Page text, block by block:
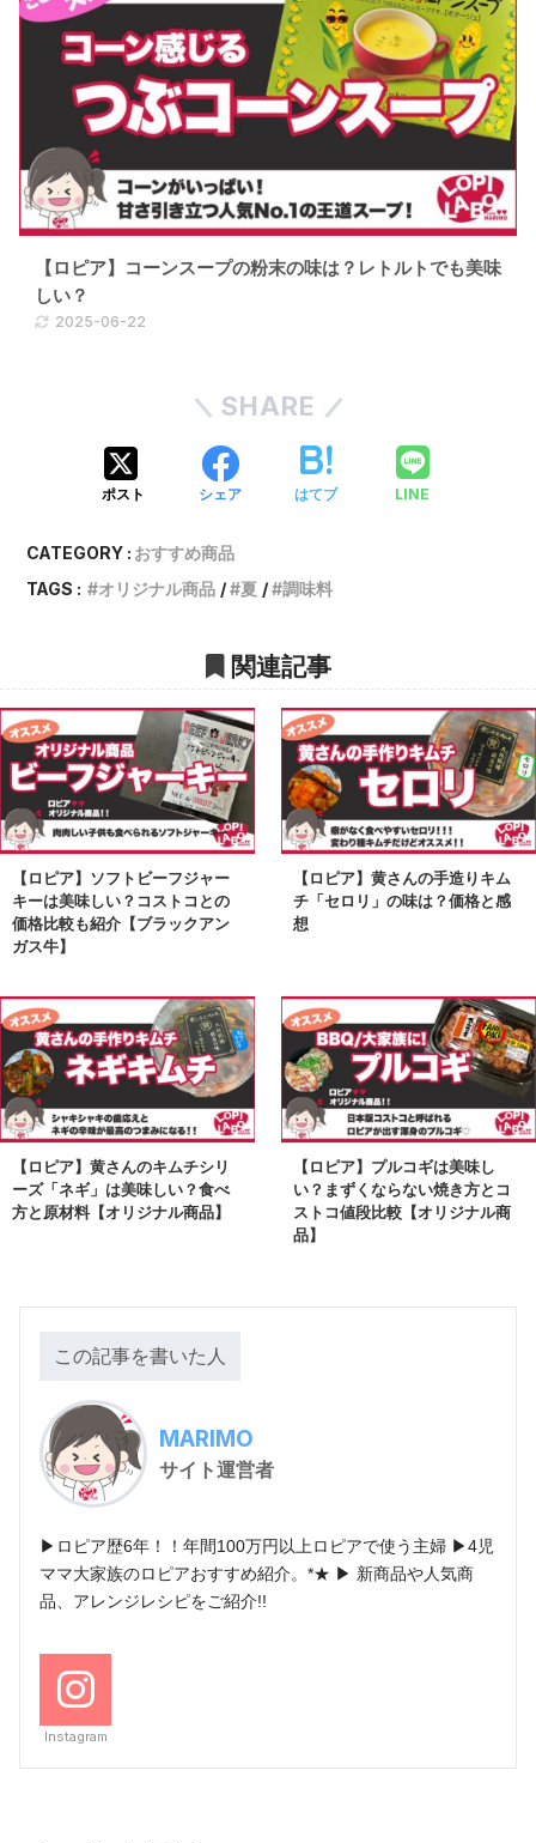
【ロピア】コーンスープの粉末の味は？レトルトでも美味
しい？
2025-06-22
SHARE
ポスト シェア はてブ LINE
CATEGORY : おすすめ商品
TAGS :
オリジナル商品 夏 調味料
関連記事
【ロピア】ソフトビーフジャー
キーは美味しい？コストコとの
価格比較も紹介【ブラックアン
ガス牛】
【ロピア】黄さんの手造りキム
チ「セロリ」の味は？価格と感
想
【ロピア】黄さんのキムチシリ
ーズ「ネギ」は美味しい？食べ
方と原材料【オリジナル商品】
【ロピア】プルコギは美味し
い？まずくならない焼き方とコ
ストコ値段比較【オリジナル商
品】
この記事を書いた人
MARIMO
サイト運営者
▶ロピア歴6年！！年間100万円以上ロピアで使う主婦 ▶4児
ママ大家族のロピアおすすめ紹介。*★ ▶ 新商品や人気商
品、アレンジレシピをご紹介!!
Instagram